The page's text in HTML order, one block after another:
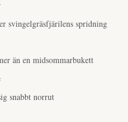
svingelgräsfjärilens spridning
än en midsommarbukett
snabbt norrut